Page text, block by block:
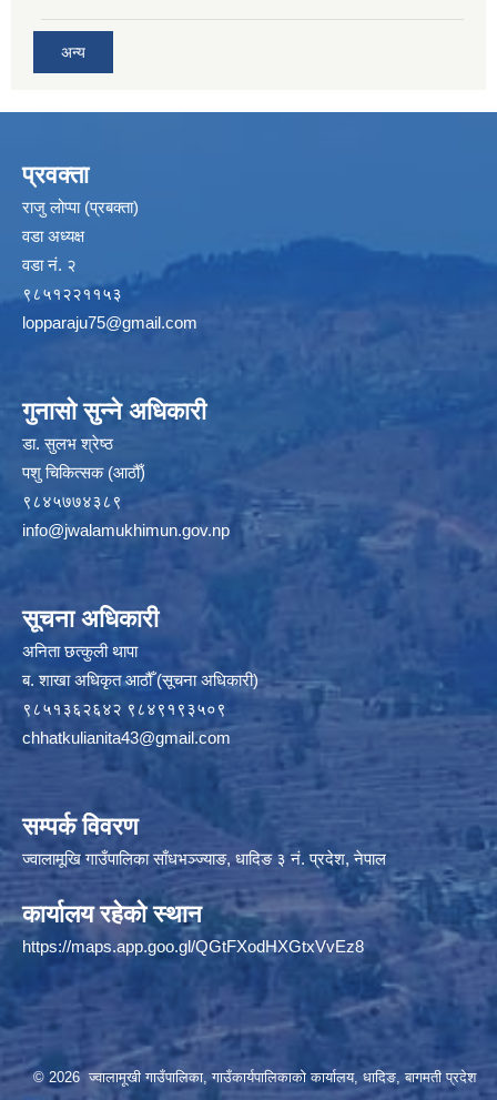
अन्य
प्रवक्ता
राजु लोप्पा (प्रबक्ता)
वडा अध्यक्ष
वडा नं. २
९८५१२२११५३
lopparaju75@gmail.com
गुनासो सुन्ने अधिकारी
डा. सुलभ श्रेष्ठ
पशु चिकित्सक (आठौँ)
९८४५७७४३८९
info@jwalamukhimun.gov.np
सूचना अधिकारी
अनिता छत्कुली थापा
ब. शाखा अधिकृत आठौँ (सूचना अधिकारी)
९८५१३६२६४२ ९८४९१९३५०९
chhatkulianita43@gmail.com
सम्पर्क विवरण
ज्वालामूखि गाउँपालिका साँधभञ्ज्याङ, धादिङ ३ नं. प्रदेश, नेपाल
कार्यालय रहेको स्थान
https://maps.app.goo.gl/QGtFXodHXGtxVvEz8
© 2026 ज्वालामूखी गाउँपालिका, गाउँकार्यपालिकाको कार्यालय, धादिङ, बागमती प्रदेश